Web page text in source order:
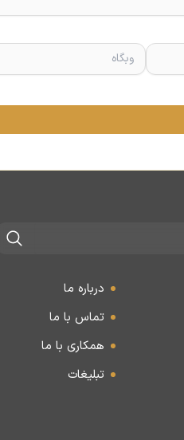
وبگاه
درباره ما
تماس با ما
همکاری با ما
تبلیغات